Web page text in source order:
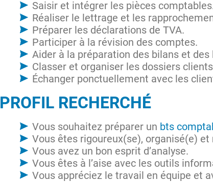
Saisir et intégrer les pièces
Réaliser le lettrage et les
Préparer les déclarations de TVA.
Participer à la révision des comptes.
Aider à la préparation des bilans et
Classer et organiser les dossiers
Échanger ponctuellement avec les
PROFIL RECHERCHÉ
Vous souhaitez préparer un bts
Vous êtes rigoureux(se), organisé(e) et
Vous avez un bon esprit d’analyse.
Vous êtes à l’aise avec les outils
Vous appréciez le travail en équipe et